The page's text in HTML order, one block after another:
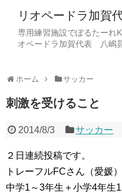
リオペードラ加賀
専用練習施設でぽるたーれ
オペードラ加賀代表 八嶋
ホーム サッカー
刺激を受けること
2014/8/3 サッカー
２日連続投稿です。
トレーフルFCさん（愛媛
中学1～3年生＋小学4年生1